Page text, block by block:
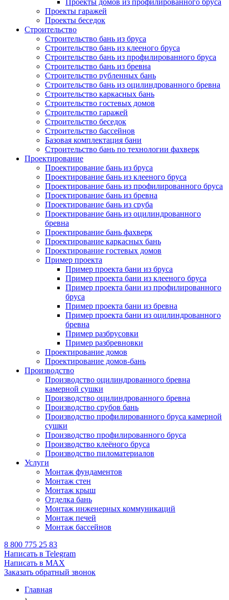
Проекты домов из профилированного бруса
Проекты гаражей
Проекты беседок
Строительство
Строительство бань из бруса
Строительство бань из клееного бруса
Строительство бань из профилированного бруса
Строительство бань из бревна
Строительство рубленных бань
Строительство бань из оцилиндрованного бревна
Строительство каркасных бань
Строительство гостевых домов
Строительство гаражей
Строительство беседок
Строительство бассейнов
Базовая комплектация бани
Строительство бань по технологии фахверк
Проектирование
Проектирование бань из бруса
Проектирование бань из клееного бруса
Проектирование бань из профилированного бруса
Проектирование бань из бревна
Проектирование бань из сруба
Проектирование бань из оцилиндрованного
бревна
Проектирование бань фахверк
Проектирование каркасных бань
Проектирование гостевых домов
Пример проекта
Пример проекта бани из бруса
Пример проекта бани из клееного бруса
Пример проекта бани из профилированного
бруса
Пример проекта бани из бревна
Пример проекта бани из оцилиндрованного
бревна
Пример разбрусовки
Пример разбревновки
Проектирование домов
Проектирование домов-бань
Производство
Производство оцилиндрованного бревна
камерной сушки
Производство оцилиндрованного бревна
Производство срубов бань
Производство профилированного бруса камерной
сушки
Производство профилированного бруса
Производство клеёного бруса
Производство пиломатериалов
Услуги
Монтаж фундаментов
Монтаж стен
Монтаж крыш
Отделка бань
Монтаж инженерных коммуникаций
Монтаж печей
Монтаж бассейнов
8 800 775 25 83
Написать в Telegram
Написать в MAX
Заказать обратный звонок
Главная